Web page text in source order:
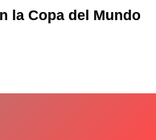
la Copa del Mundo